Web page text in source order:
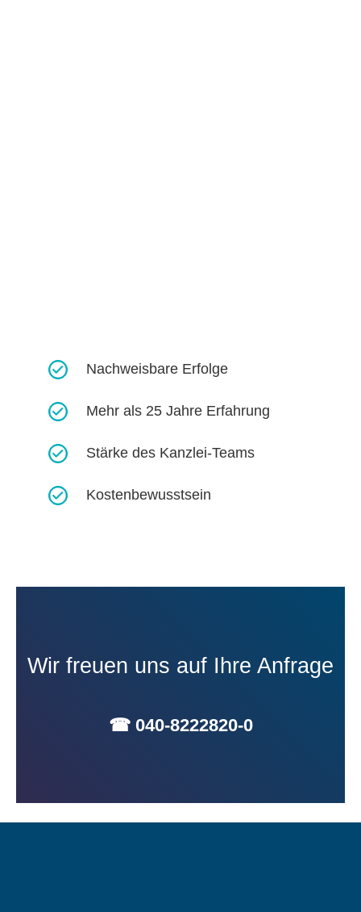
Nachweisbare Erfolge​
Mehr als 25 Jahre Erfahrung
Stärke des Kanzlei-Teams​
Kostenbewusstsein​
Wir freuen uns auf Ihre Anfrage
☎ 040-8222820-0